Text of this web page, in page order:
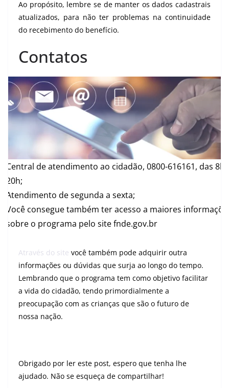
Ao propósito, lembre se de manter os dados cadastrais
atualizados, para não ter problemas na continuidade
do recebimento do benefício.
Contatos
Central de atendimento ao cidadão, 0800-616161, das 8h
20h;
Atendimento de segunda a sexta;
Você consegue também ter acesso a maiores
sobre o programa pelo site fnde.gov.br
Através do site você também pode adquirir outra
informações ou dúvidas que surja ao longo do tempo.
Lembrando que o programa tem como objetivo facilitar
a vida do cidadão, tendo primordialmente a
preocupação com as crianças que são o futuro de
nossa nação.
Obrigado por ler este post, espero que tenha lhe
ajudado. Não se esqueça de compartilhar!